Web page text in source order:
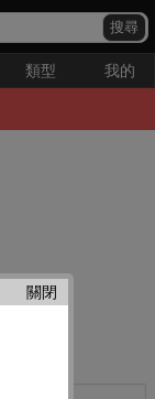
類型 我的
關閉